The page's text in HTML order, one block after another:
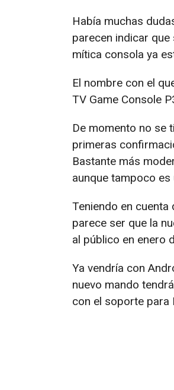
Había muchas
parecen indicar
mítica consola ya
El nombre con el
TV Game Console
De momento no se
primeras
Bastante más
aunque tampoco
Teniendo en
parece ser que la
al público en enero
Ya vendría con
nuevo mando
con el soporte para